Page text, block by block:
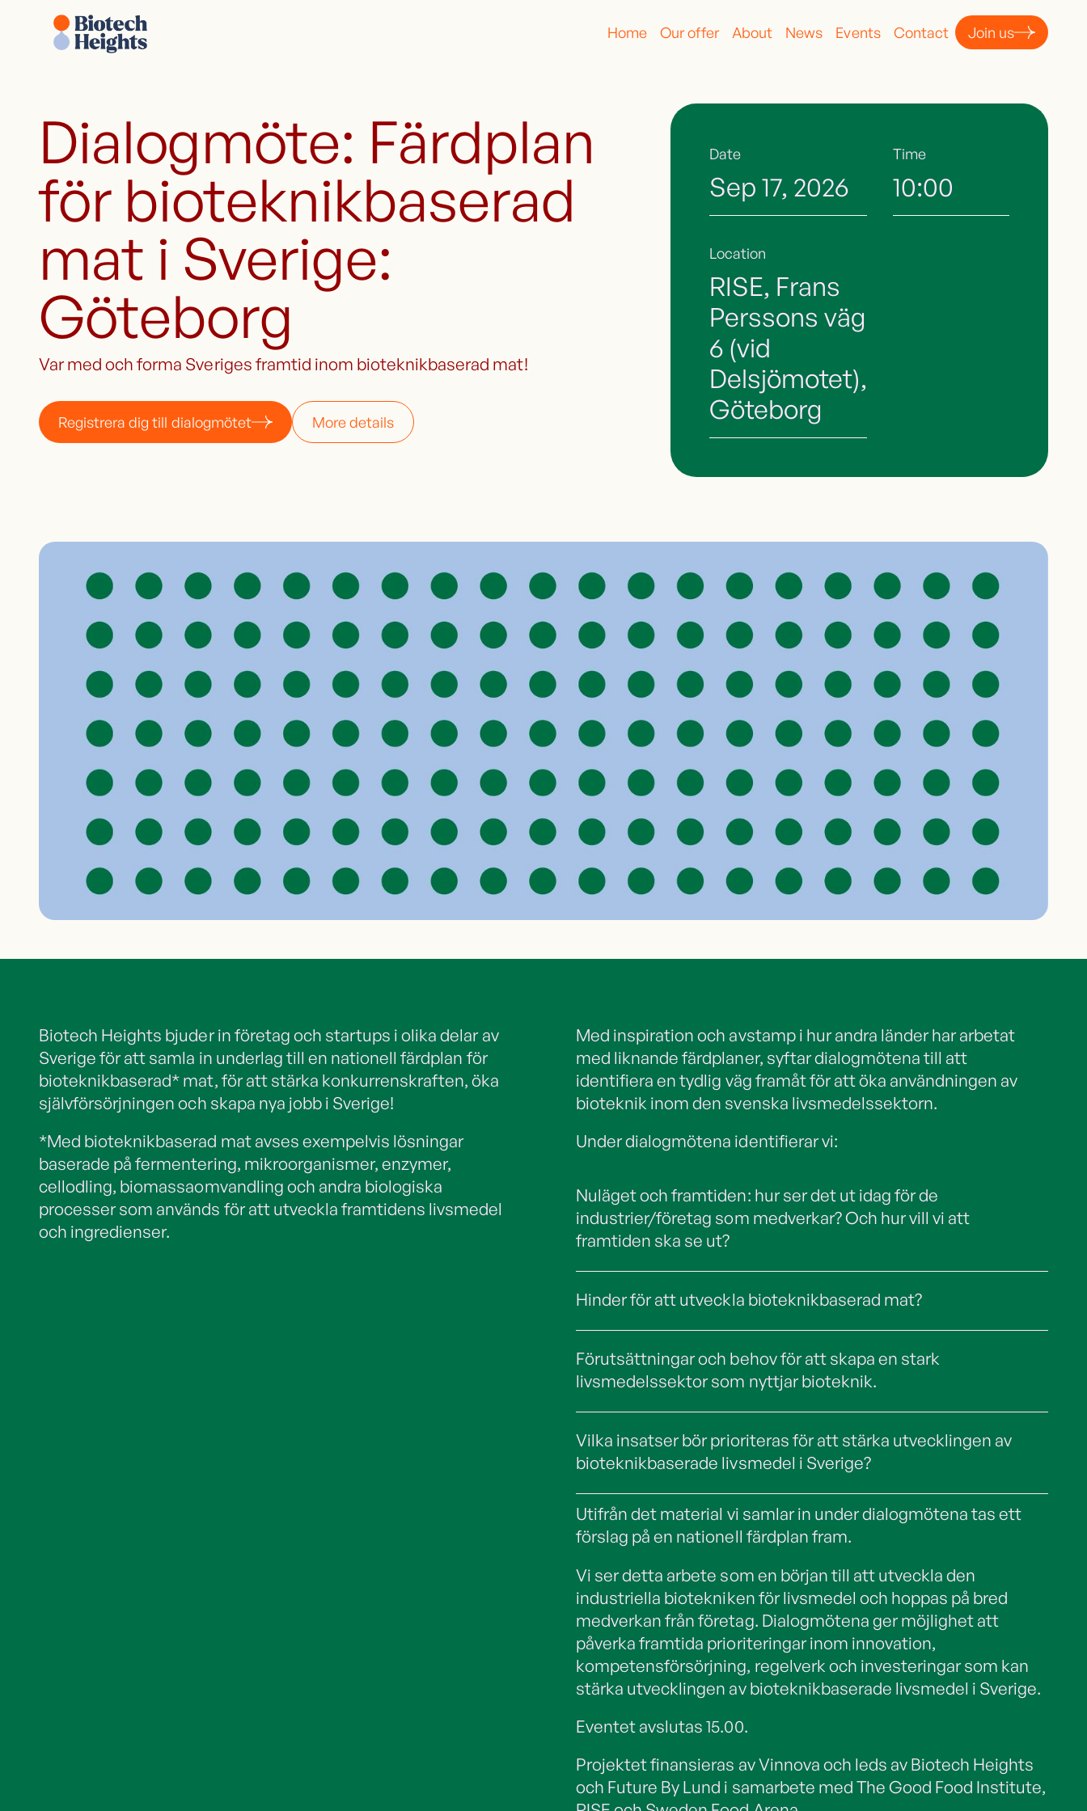
Home Our offer About News Events Contact Join us
Dialogmöte: Färdplan
för bioteknikbaserad
mat i Sverige:
Göteborg
Var med och forma Sveriges framtid inom bioteknikbaserad mat!
Registrera dig till dialogmötet More details
Date
Sep 17, 2026
Time
10:00
Location
RISE, Frans
Perssons väg
6 (vid
Delsjömotet),
Göteborg
Biotech Heights bjuder in företag och startups i olika delar av
Sverige för att samla in underlag till en nationell färdplan för
bioteknikbaserad* mat, för att stärka konkurrenskraften, öka
självförsörjningen och skapa nya jobb i Sverige!
*Med bioteknikbaserad mat avses exempelvis lösningar
baserade på fermentering, mikroorganismer, enzymer,
cellodling, biomassaomvandling och andra biologiska
processer som används för att utveckla framtidens livsmedel
och ingredienser.
Med inspiration och avstamp i hur andra länder har arbetat
med liknande färdplaner, syftar dialogmötena till att
identifiera en tydlig väg framåt för att öka användningen av
bioteknik inom den svenska livsmedelssektorn.
Under dialogmötena identifierar vi:
Nuläget och framtiden: hur ser det ut idag för de
industrier/företag som medverkar? Och hur vill vi att
framtiden ska se ut?
Hinder för att utveckla bioteknikbaserad mat?
Förutsättningar och behov för att skapa en stark
livsmedelssektor som nyttjar bioteknik.
Vilka insatser bör prioriteras för att stärka utvecklingen av
bioteknikbaserade livsmedel i Sverige?
Utifrån det material vi samlar in under dialogmötena tas ett
förslag på en nationell färdplan fram.
Vi ser detta arbete som en början till att utveckla den
industriella biotekniken för livsmedel och hoppas på bred
medverkan från företag. Dialogmötena ger möjlighet att
påverka framtida prioriteringar inom innovation,
kompetensförsörjning, regelverk och investeringar som kan
stärka utvecklingen av bioteknikbaserade livsmedel i Sverige.
Eventet avslutas 15.00.
Projektet finansieras av Vinnova och leds av Biotech Heights
och Future By Lund i samarbete med The Good Food Institute,